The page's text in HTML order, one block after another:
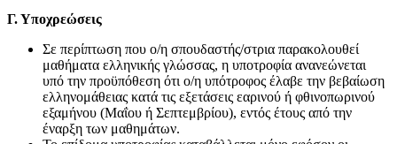
Γ. Υποχρεώσεις
Σε περίπτωση που ο/η σπουδαστής/στρια παρακολουθεί
μαθήματα ελληνικής γλώσσας, η υποτροφία ανανεώνεται
υπό την προϋπόθεση ότι ο/η υπότροφος έλαβε την βεβαίωση
ελληνομάθειας κατά τις εξετάσεις εαρινού ή φθινοπωρινού
εξαμήνου (Μαΐου ή Σεπτεμβρίου), εντός έτους από την
έναρξη των μαθημάτων.